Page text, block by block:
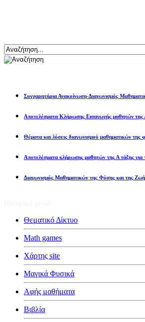
Συγχαρητήρια Ανακοίνωση-Διαγωνισμός
Αποτελέσματα Κλήρωσης Εισαγωγής
Θέματα και λύσεις διαγωνισμού μαθηματικών της
Αποτελέσματα κλήρωσης μαθητών της Α τάξης για
Διαγωνισμός Μαθηματικών της Φύσης και της
Θεματικό Δίκτυο
Math games
Χάρτης site
Μαγικά Φυσικά
Αφής μαθήματα
Βιβλία